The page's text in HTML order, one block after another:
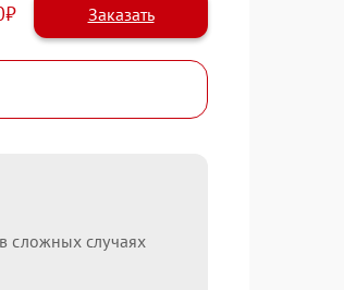
сложных случаях